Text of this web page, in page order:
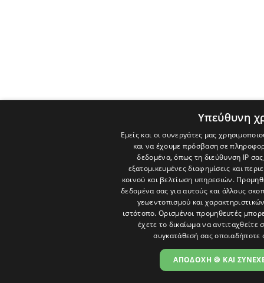
Υπεύθυνη
Εμείς και οι συνεργάτες μας
και να έχουμε πρόσβαση σε
δεδομένα, όπως τη διεύθυνση IP
εξατομικευμένες διαφημίσεις και
κοινού και βελτίωση υπηρεσιών.
δεδομένα σας για αυτούς και άλλους
γεωεντοπισμού και
ιστότοπο. Ορισμένοι προμηθευτές
έχετε το δικαίωμα να αντιταχθείτε
συγκατάθεσή σας οποιαδήποτε
ΑΠΟΔΟΧΗ 🍪 ΚΑΙ